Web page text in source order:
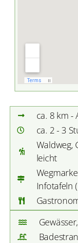
ca. 8 km -
ca. 2 - 3
Waldweg,
leicht
Infotafeln